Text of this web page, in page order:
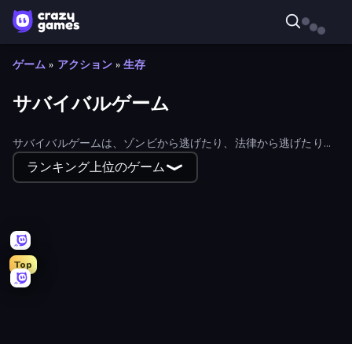
ゲーム » アクション » 生存
サバイバルゲーム
サバイバルゲームは、ゾンビから逃げたり、法律から逃げたり、
命がけで戦ったりする冒険を提供する、最も人気のあるオンライ
ンタイトルのひとつだ。
ランキング上位のゲーム
Top